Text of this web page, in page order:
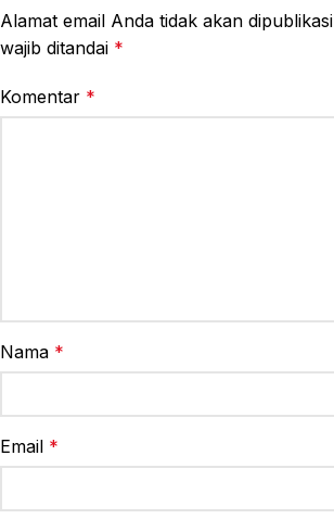
Alamat email Anda tidak akan
wajib ditandai *
Komentar *
Nama *
Email *